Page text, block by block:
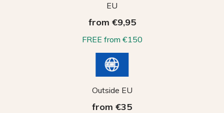
EU
from €9,95
FREE from €150
Outside EU
from €35